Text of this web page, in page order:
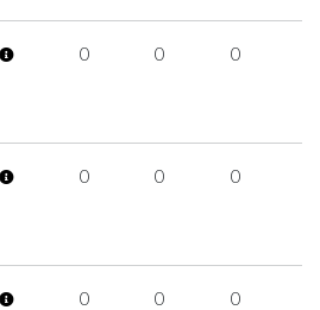
0 0 0
0 0 0
0 0 0